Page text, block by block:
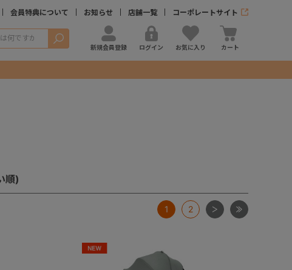
会員特典について お知らせ 店舗一覧 コーポレートサイト
検索
新規会員登録 ログイン お気に入り カート
順)
1 2 次 最後